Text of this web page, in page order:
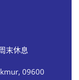
末休息
09600